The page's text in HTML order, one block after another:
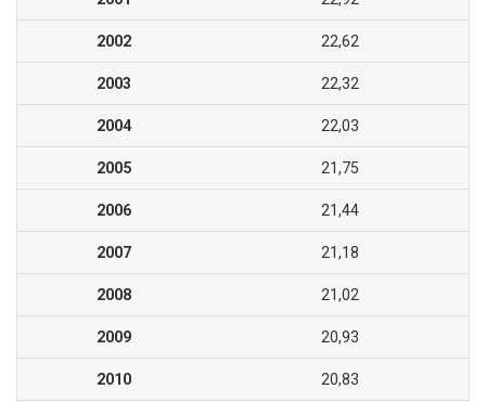
2002 22,62
2003 22,32
2004 22,03
2005 21,75
2006 21,44
2007 21,18
2008 21,02
2009 20,93
2010 20,83